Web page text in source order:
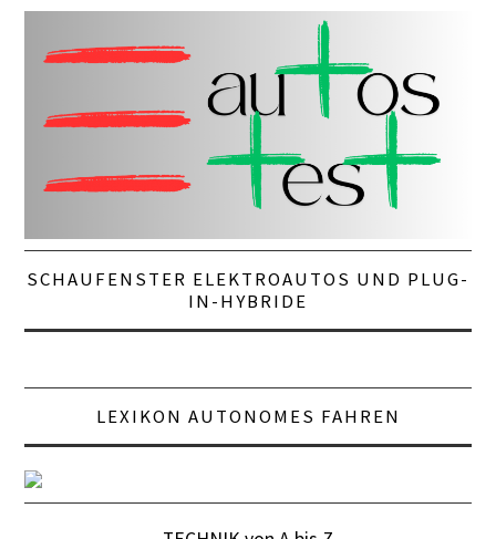
SCHAUFENSTER ELEKTROAUTOS UND PLUG-
IN-HYBRIDE
LEXIKON AUTONOMES FAHREN